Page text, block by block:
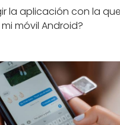
la aplicación con la
móvil Android?